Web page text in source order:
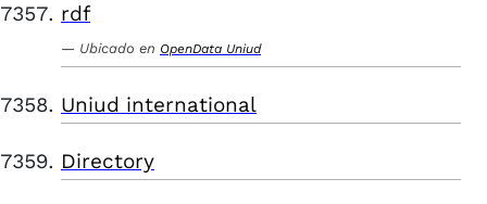
rdf
Ubicado en OpenData Uniud
Uniud international
Directory